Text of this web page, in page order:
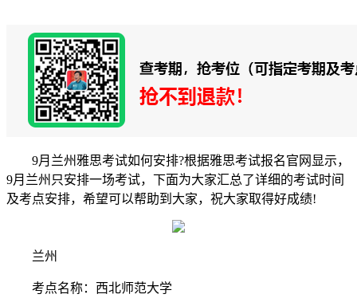
9月兰州雅思考试如何安排?根据雅思考试报名官网显示，
9月兰州只安排一场考试，下面为大家汇总了详细的考试时间
及考点安排，希望可以帮助到大家，祝大家取得好成绩!
兰州
考点名称：西北师范大学